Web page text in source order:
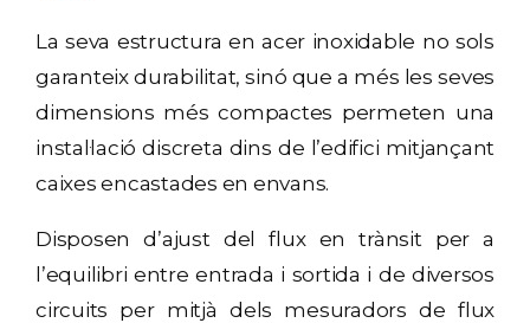
La seva estructura en acer inoxidable no sols
garanteix durabilitat, sinó que a més les seves
dimensions més compactes permeten una
instal·lació discreta dins de l’edifici mitjançant
caixes encastades en envans.
Disposen d’ajust del flux en trànsit per a
l’equilibri entre entrada i sortida i de diversos
circuits per mitjà dels mesuradors de flux